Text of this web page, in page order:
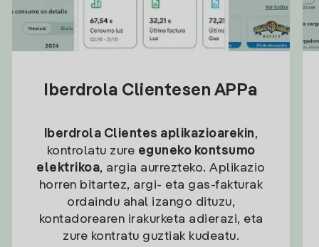
Iberdrola Clientesen APPa
Iberdrola Clientes aplikazioarekin,
kontrolatu zure eguneko kontsumo
elektrikoa, argia aurrezteko. Aplikazio
horren bitartez, argi- eta gas-fakturak
ordaindu ahal izango dituzu,
kontadorearen irakurketa adierazi, eta
zure kontratu guztiak kudeatu.